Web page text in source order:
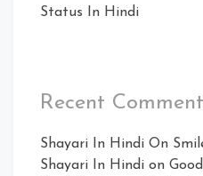
Status In Hindi
Recent
Shayari In Hindi On
Shayari In Hindi on